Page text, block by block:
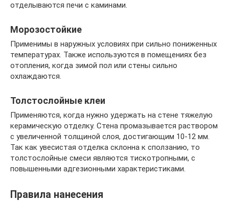
отделываются печи с каминами.
Морозостойкие
Применимы в наружных условиях при сильно пониженных
температурах. Также используются в помещениях без
отопления, когда зимой пол или стены сильно
охлаждаются.
Толстослойные клеи
Применяются, когда нужно удержать на стене тяжелую
керамическую отделку. Стена промазывается раствором
с увеличенной толщиной слоя, достигающим 10-12 мм.
Так как увесистая отделка склонна к сползанию, то
толстослойные смеси являются тискотропными, с
повышенными адгезионными характеристиками.
Правила нанесения